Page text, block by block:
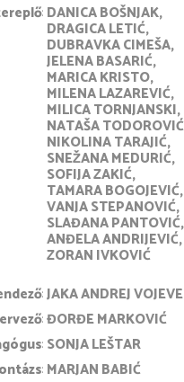
DANICA BOŠNJAK
DRAGICA LETIĆ
DUBRAVKA CIMEŠA
JELENA BASARIĆ
MARICA KRISTO
MILENA LAZAREVIĆ
MILICA TORNJANSKI
NATAŠA TODOROVIĆ
NIKOLINA TARAJIĆ
SNEŽANA MEDURIĆ
SOFIJA ZAKIĆ
TAMARA BOGOJEVIĆ
VANJA STEPANOVIĆ
SLAĐANA PANTOVIĆ
ANĐELA ANDRIJEVIĆ
ZORAN IVKOVIĆ
JAKA ANDREJ
ĐORĐE MARKOVIĆ
SONJA LEŠTAR
MARJAN BABIĆ